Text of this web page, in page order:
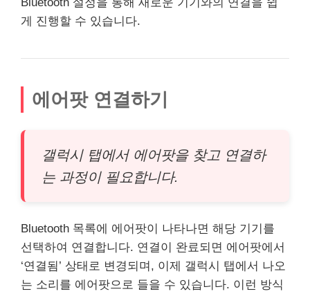
게 진행할 수 있습니다.
에어팟 연결하기
갤럭시 탭에서 에어팟을 찾고 연결하
는 과정이 필요합니다.
Bluetooth 목록에 에어팟이 나타나면 해당 기기를
선택하여 연결합니다. 연결이 완료되면 에어팟에서
‘연결됨’ 상태로 변경되며, 이제 갤럭시 탭에서 나오
는 소리를 에어팟으로 들을 수 있습니다. 이런 방식